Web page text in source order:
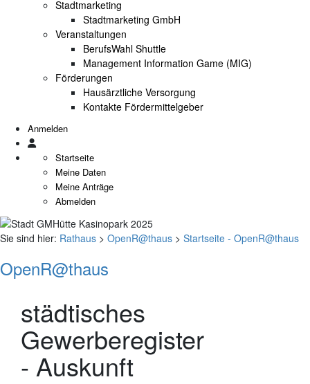
Stadtmarketing
Stadtmarketing GmbH
Veranstaltungen
BerufsWahl Shuttle
Management Information Game (MIG)
Förderungen
Hausärztliche Versorgung
Kontakte Fördermittelgeber
Anmelden
Startseite
Meine Daten
Meine Anträge
Abmelden
Sie sind hier: Rathaus > OpenR@thaus > Startseite - OpenR@thaus
OpenR@thaus
städtisches
Gewerberegister
- Auskunft